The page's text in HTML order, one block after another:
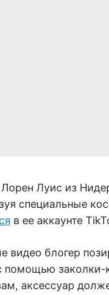
Луис из
специальные
в ее аккаунте
видео блогер
помощью заколки-
аксессуар